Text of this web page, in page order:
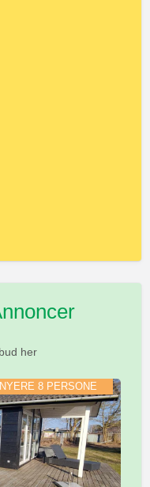
her
NYERE 8 PERSONE